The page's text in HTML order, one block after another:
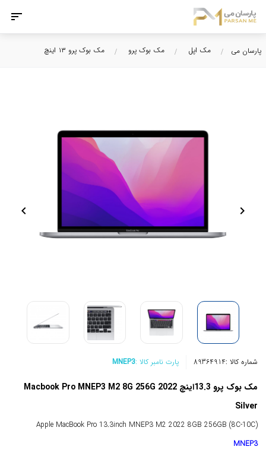
پارسان می مک اپل مک بوک پرو مک بوک پرو ۱۳ اینچ
chevron_right
chevron_left
شماره کالا :89364914 پارت نامبر کالا :MNEP3
مک بوک پرو 13.3اینچ Macbook Pro MNEP3 M2 8G 256G 2022
Silver
Apple MacBook Pro 13.3inch MNEP3 M2 2022 8GB 256GB (8C-10C)
MNEP3